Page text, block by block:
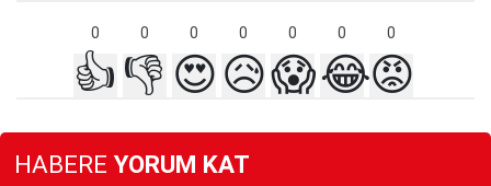
0 0 0 0 0 0 0
👍 👎 😍😥😱😂😡
HABERE YORUM KAT